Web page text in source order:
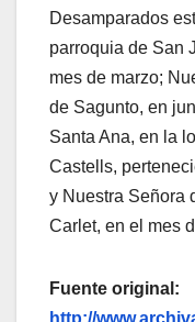
Desamparados
parroquia de San
mes de marzo;
de Sagunto, en
Santa Ana, en la
Castells,
y Nuestra Señora
Carlet, en el mes
Fuente original: